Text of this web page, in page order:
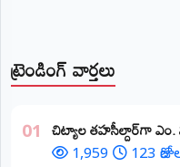
ట్రెండింగ్ వార్తలు
01 ​చిట్యాల తహసీల్దార్‌గా
1,959 123